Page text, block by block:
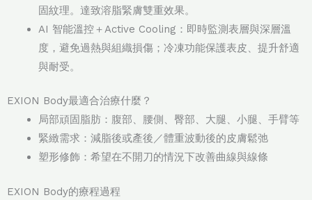
固紋理。達致溶脂緊膚雙重效果。
AI 智能溫控＋Active Cooling：即時監測表層與深層溫
度，避免過熱與組織損傷；冷凍功能保護表皮、提升舒適
與耐受。
EXION Body最適合治療什麼？
局部頑固脂肪：腹部、腰側、臀部、大腿、小腿、手臂等
緊緻需求：減脂後或產後／體重波動後的皮膚鬆弛
塑形修飾：希望在不開刀的情況下改善曲線與線條
EXION Body的療程過程